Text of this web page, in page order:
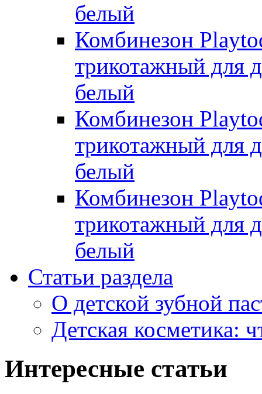
белый
Комбинезон
трикотажный для
белый
Комбинезон
трикотажный для
белый
Комбинезон
трикотажный для
белый
Статьи раздела
О детской зубной
Детская косметика:
Интересные статьи